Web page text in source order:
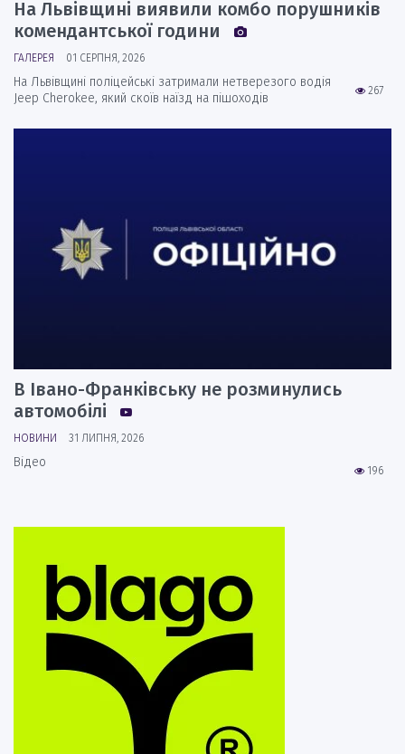
На Львівщині виявили комбо порушників
комендантської години
ГАЛЕРЕЯ 01 СЕРПНЯ, 2026
267
На Львівщині поліцейські затримали нетверезого водія
Jeep Cherokee, який скоїв наїзд на пішоходів
В Івано-Франківську не розминулись
автомобілі
НОВИНИ 31 ЛИПНЯ, 2026
196
Відео